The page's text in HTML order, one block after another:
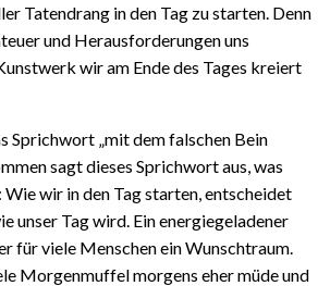
Tatendrang in den Tag zu starten. Denn
und Herausforderungen uns
wir am Ende des Tages kreiert
Sprichwort „mit dem falschen Bein
sagt dieses Sprichwort aus, was
Wie wir in den Tag starten, entscheidet
unser Tag wird. Ein energiegeladener
für viele Menschen ein Wunschtraum.
Morgenmuffel morgens eher müde und